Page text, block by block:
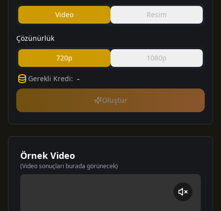
Video Resim
Çözünürlük
720p 1080p
Gerekli Kredi: -
Oluştur
Örnek Video
(Video sonuçları burada görünecek)